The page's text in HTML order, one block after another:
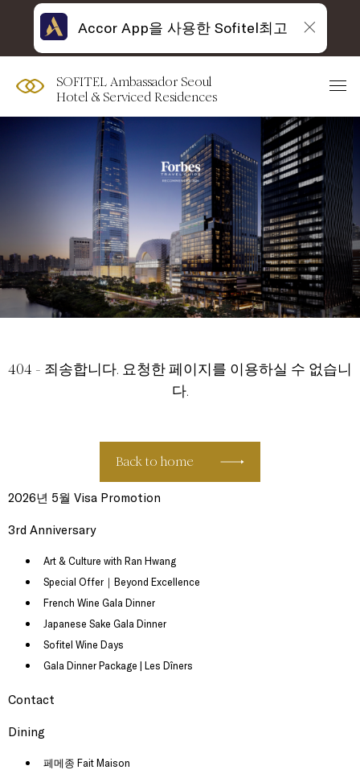
SOFITEL Ambassador Seoul
Hotel & Serviced Residences
404 - 죄송합니다. 요청한 페이지를 이용하실 수 없습니
다.
Back to home
2026년 5월 Visa Promotion
3rd Anniversary
Art & Culture with Ran Hwang
Special Offer｜Beyond Excellence
French Wine Gala Dinner
Japanese Sake Gala Dinner
Sofitel Wine Days
Gala Dinner Package | Les Dîners
Contact
Dining
페메종 Fait Maison
Accor App을 사용한 Sofitel최고